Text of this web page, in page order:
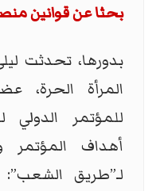
بحثا عن قوانين
بدورها، تحدثت
المرأة الحرة،
للمؤتمر الدولي
أهداف المؤتمر
لـ”طريق